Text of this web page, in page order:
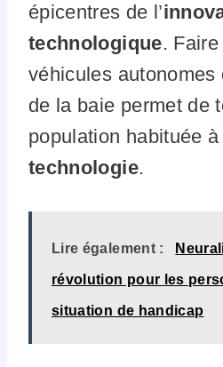
épicentres de l’
technologique.
véhicules autonomes
de la baie permet de
population habituée
technologie.
Lire également :
révolution pour les
situation de handicap